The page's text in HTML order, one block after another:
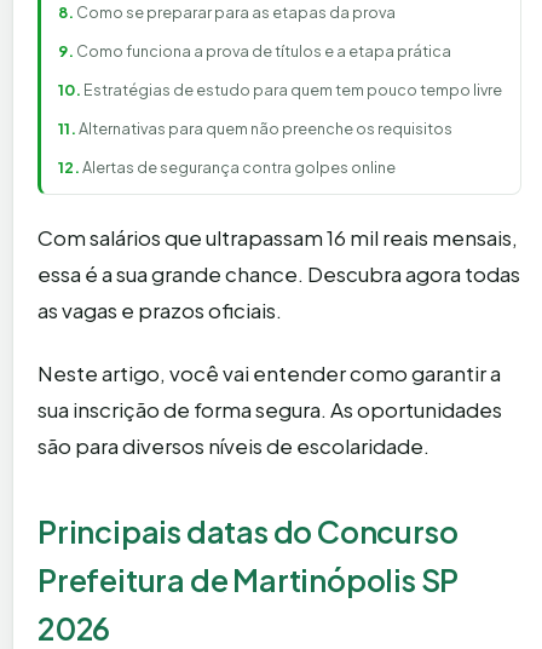
Como se preparar para as etapas da prova
Como funciona a prova de títulos e a etapa prática
Estratégias de estudo para quem tem pouco tempo livre
Alternativas para quem não preenche os requisitos
Alertas de segurança contra golpes online
Com salários que ultrapassam 16 mil reais mensais,
essa é a sua grande chance. Descubra agora todas
as vagas e prazos oficiais.
Neste artigo, você vai entender como garantir a
sua inscrição de forma segura. As oportunidades
são para diversos níveis de escolaridade.
Principais datas do Concurso
Prefeitura de Martinópolis SP
2026